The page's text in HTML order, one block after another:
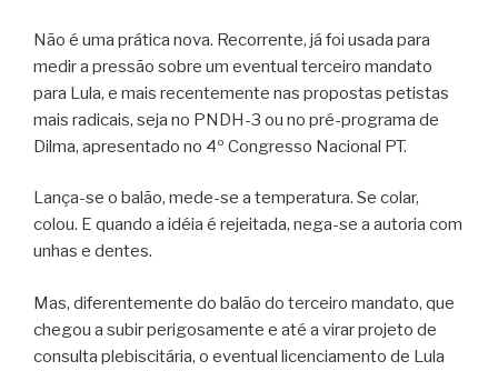
Não é uma prática nova. Recorrente, já foi usada para
medir a pressão sobre um eventual terceiro mandato
para Lula, e mais recentemente nas propostas petistas
mais radicais, seja no PNDH-3 ou no pré-programa de
Dilma, apresentado no 4º Congresso Nacional PT.
Lança-se o balão, mede-se a temperatura. Se colar,
colou. E quando a idéia é rejeitada, nega-se a autoria com
unhas e dentes.
Mas, diferentemente do balão do terceiro mandato, que
chegou a subir perigosamente e até a virar projeto de
consulta plebiscitária, o eventual licenciamento de Lula